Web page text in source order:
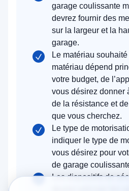
garage coulissante
devrez fournir des
sur la largeur et la
garage.
Le matériau
matériau dépend
votre budget, de
vous désirez donner
de la résistance et
que vous cherchez.
Le type de
indiquer le type de
vous désirez pour
de garage
Les dispositifs de